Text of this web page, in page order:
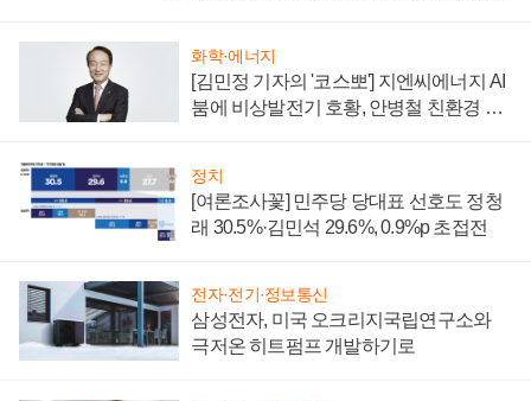
화학·에너지
[김민정 기자의 '코스뽀'] 지엔씨에너지 AI
붐에 비상발전기 호황, 안병철 친환경 에
정치
[여론조사꽃] 민주당 당대표 선호도 정청
래 30.5%·김민석 29.6%, 0.9%p 초접전
전자·전기·정보통신
삼성전자, 미국 오크리지국립연구소와
극저온 히트펌프 개발하기로